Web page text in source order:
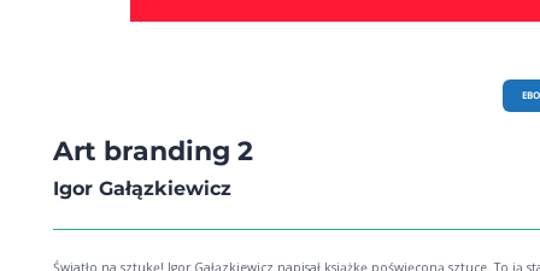
Art branding 2
Igor Gałązkiewicz
Światło na sztukę! Igor Gałązkiewicz napisał książkę poświęconą sztuce. To ją stawia